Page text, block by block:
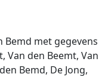
Bemd met gegevens
Van den Beemt, Van
Bemd, De Jong,